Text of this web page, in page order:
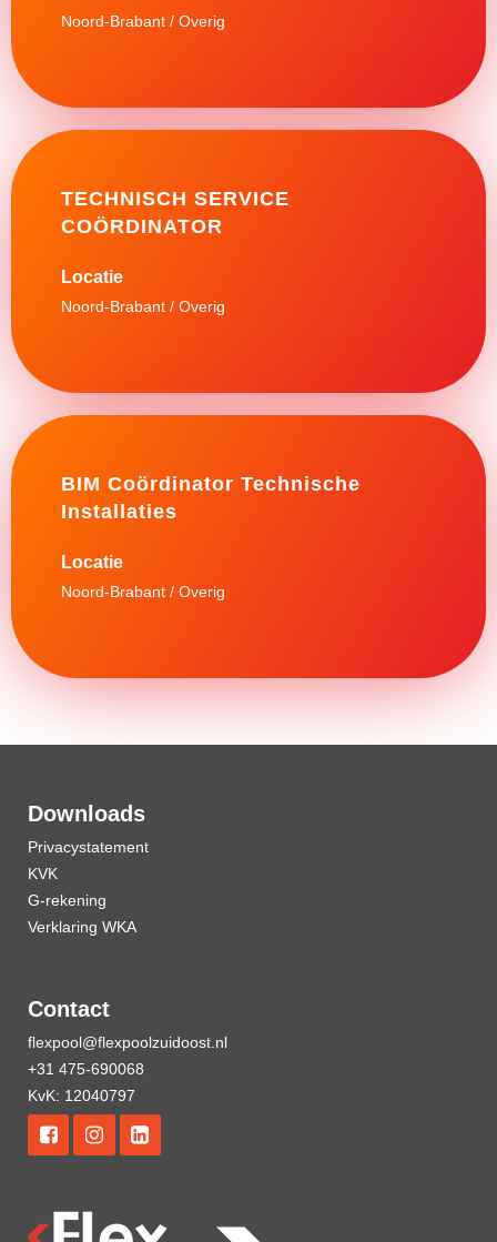
Noord-Brabant / Overig
TECHNISCH SERVICE
COÖRDINATOR
Noord-Brabant / Overig
BIM Coördinator Technische
Installaties
Noord-Brabant / Overig
Downloads
Privacystatement
KVK
G-rekening
Verklaring WKA
Contact
flexpool@flexpoolzuidoost.nl
+31 475-690068
KvK: 12040797